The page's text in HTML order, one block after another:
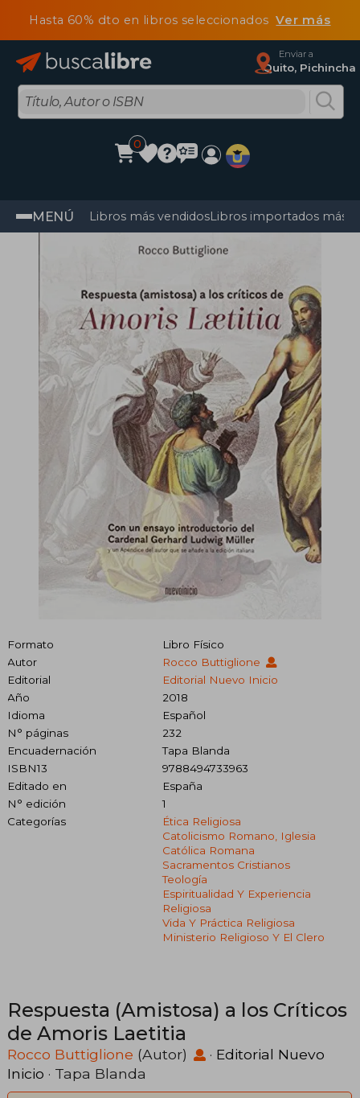
Hasta 60% dto en libros seleccionadosVer más
Enviar a
Quito, Pichincha
0
MENÚ Libros más vendidosLibros importados más
Formato
Libro Físico
Autor
Rocco Buttiglione
Editorial
Editorial Nuevo Inicio
Año
2018
Idioma
Español
N° páginas
232
Encuadernación
Tapa Blanda
ISBN13
9788494733963
Editado en
España
N° edición
1
Categorías
Ética Religiosa
Catolicismo Romano, Iglesia
Católica Romana
Sacramentos Cristianos
Teología
Espiritualidad Y Experiencia
Religiosa
Vida Y Práctica Religiosa
Ministerio Religioso Y El Clero
Respuesta (Amistosa) a los Críticos
de Amoris Laetitia
Rocco Buttiglione (Autor) · Editorial Nuevo
Inicio · Tapa Blanda